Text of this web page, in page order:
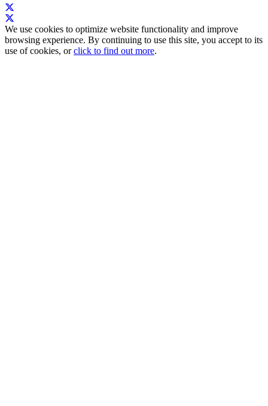
We use cookies to optimize website functionality and improve
browsing experience. By continuing to use this site, you accept to its
use of cookies, orclick to find out more.